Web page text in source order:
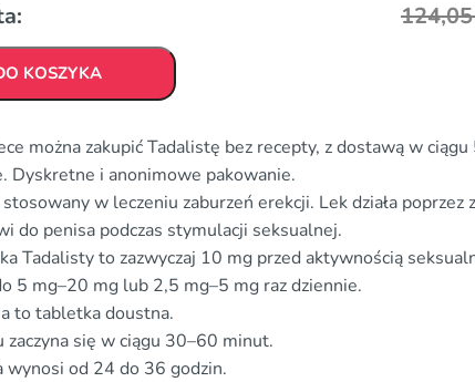
KOSZYKA
można zakupić Tadalistę bez recepty, z dostawą w
Dyskretne i anonimowe pakowanie.
w leczeniu zaburzeń erekcji. Lek działa poprzez
do penisa podczas stymulacji seksualnej.
Tadalisty to zazwyczaj 10 mg przed aktywnością
5 mg–20 mg lub 2,5 mg–5 mg raz dziennie.
to tabletka doustna.
zaczyna się w ciągu 30–60 minut.
wynosi od 24 do 36 godzin.